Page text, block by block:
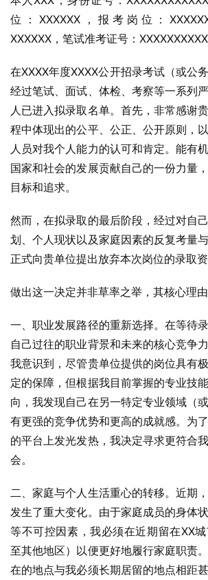
位：XXXXXX，报考岗位：
XXXXXX，笔试准考证号：
在XXXX年度XXXX公开招录考试（或公
经过笔试、面试、体检、考察等一系列
人已进入拟录取名单。首先，非常感谢
程中体现出的公平、公正、公开原则，
人员对我个人能力的认可和肯定。能有
国家和社会的发展贡献自己的一份力量
目标和追求。
然而，在拟录取的最后阶段，经过对自
划、个人现状以及家庭因素的反复考量
正式向贵单位提出放弃本次岗位的录取资
做出这一决定并非草率之举，其核心理由
一、职业发展路径的重新选择。在等待
自己过往的职业背景和未来的核心竞争
我意识到，尽管贵单位提供的岗位具有
定的保障，但根据我目前掌握的专业技
向，我发现自己在另一特定专业领域（
有更强的竞争优势和更高的成就感。为
的平台上发光发热，我决定寻求更符合
会。
二、家庭与个人生活重心的转移。近期
发生了重大变化。由于家庭成员的身体
等不可控因素，我必须在近期留在XX
至其他地区）以便更好地履行家庭职责
在的地点与我必须长期居留的地点相距